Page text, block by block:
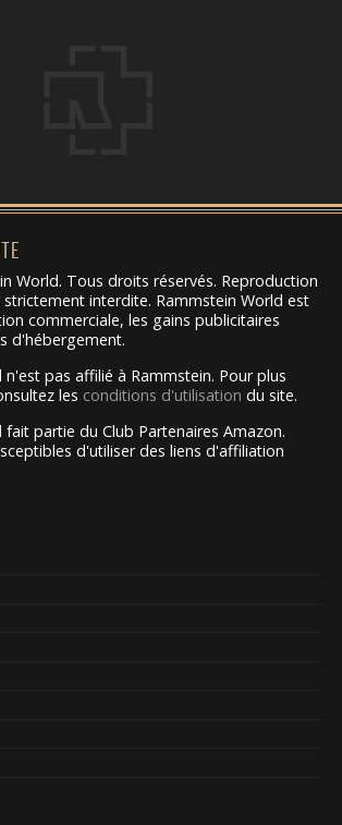
World. Tous droits réservés. Reproduction
interdite. Rammstein World est
commerciale, les gains publicitaires
d'hébergement.
n'est pas affilié à Rammstein. Pour plus
les conditions d'utilisation du site.
fait partie du Club Partenaires Amazon.
d'utiliser des liens d'affiliation